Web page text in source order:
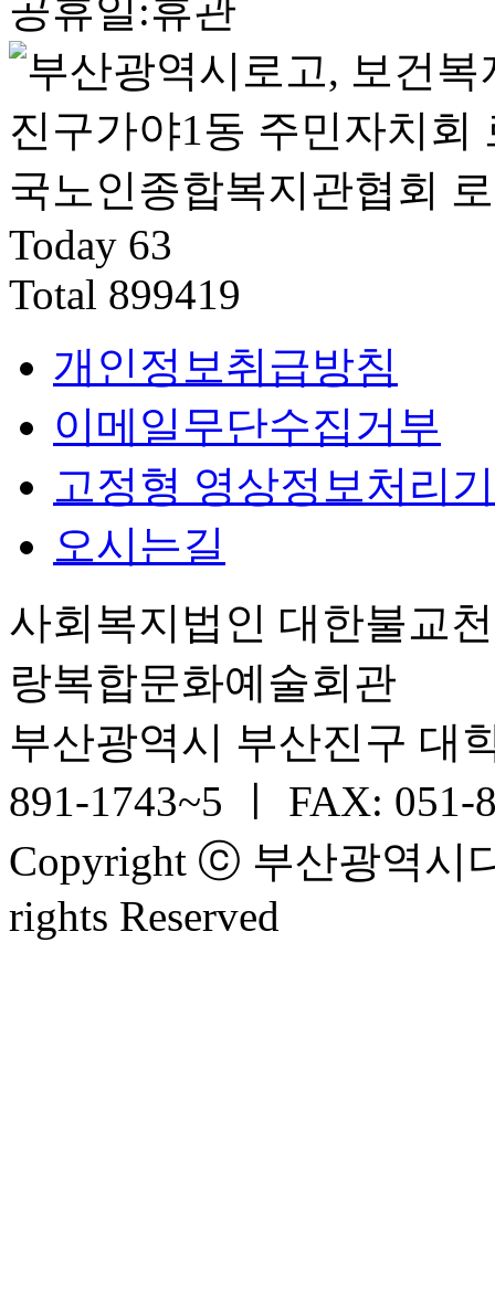
공휴일:휴관
Today 63
Total 899419
개인정보취급방침
이메일무단수집거부
고정형 영상정보처리
오시는길
사회복지법인 대한불교
랑복합문화예술회관
부산광역시 부산진구 대
891-1743~5 ㅣ FAX: 051-
Copyright ⓒ 부산광역시
rights Reserved